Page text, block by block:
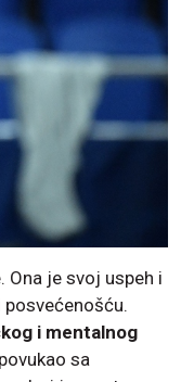
Ona je svoj uspeh i
i mentalnog
sa